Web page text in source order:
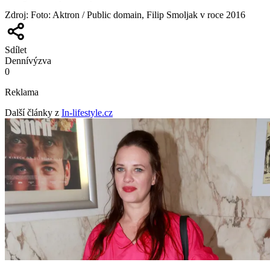
Zdroj: Foto: Aktron / Public domain, Filip Smoljak v roce 2016
Sdílet
Dennívýzva
0
Reklama
Další články z In-lifestyle.cz